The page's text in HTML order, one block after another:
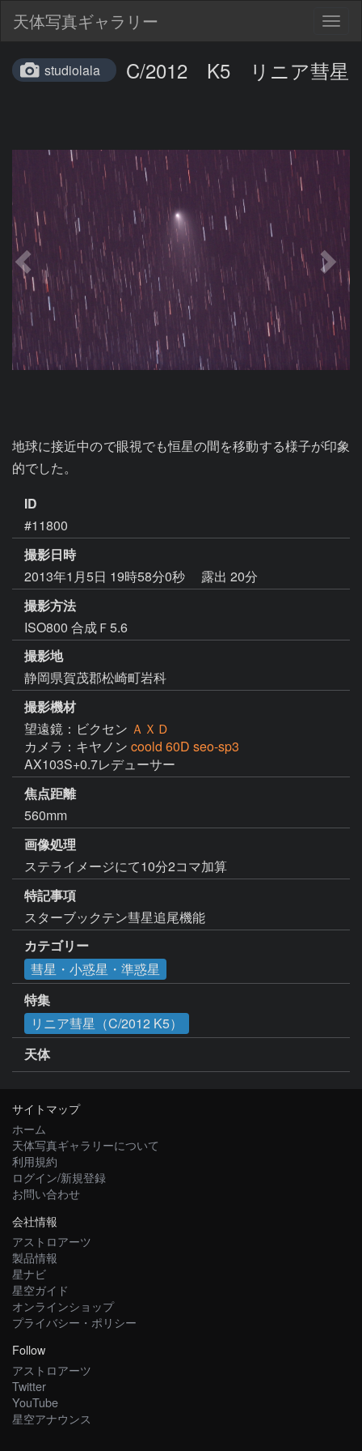
天体写真ギャラリー
studiolala C/2012 K5 リニア彗星
地球に接近中ので眼視でも恒星の間を移動する様子が印象
的でした。
ID
#11800
撮影日時
2013年1月5日 19時58分0秒
露出 20分
撮影方法
ISO800 合成Ｆ5.6
撮影地
静岡県賀茂郡松崎町岩科
撮影機材
望遠鏡：ビクセン ＡＸＤ
カメラ：キヤノン coold 60D seo-sp3
AX103S+0.7レデューサー
焦点距離
560mm
画像処理
ステライメージにて10分2コマ加算
特記事項
スターブックテン彗星追尾機能
カテゴリー
彗星・小惑星・準惑星
特集
リニア彗星（C/2012 K5）
天体
サイトマップ
ホーム
天体写真ギャラリーについて
利用規約
ログイン/新規登録
お問い合わせ
会社情報
アストロアーツ
製品情報
星ナビ
星空ガイド
オンラインショップ
プライバシー・ポリシー
Follow
アストロアーツ
Twitter
YouTube
星空アナウンス